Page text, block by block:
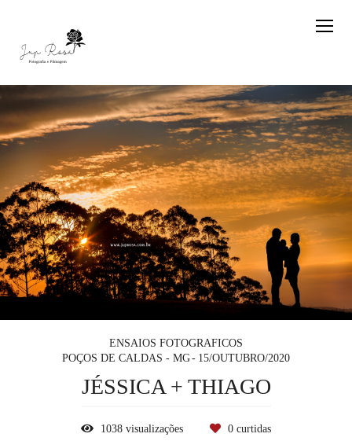
ENSAIOS FOTOGRAFICOS
POÇOS DE CALDAS - MG
15/OUTUBRO/2020
JÉSSICA + THIAGO
1038 visualizações 0 curtidas